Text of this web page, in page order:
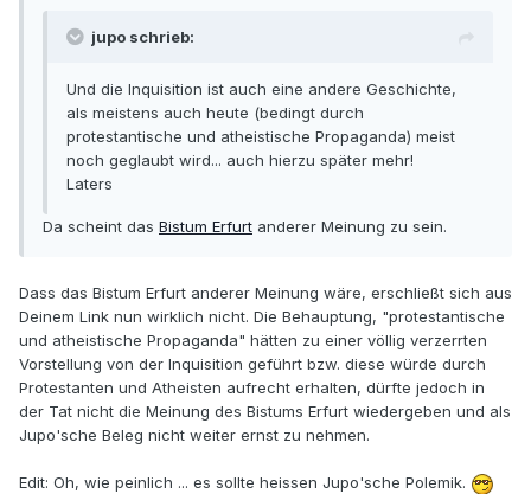
jupo schrieb:
Und die Inquisition ist auch eine andere Geschichte,
als meistens auch heute (bedingt durch
protestantische und atheistische Propaganda) meist
noch geglaubt wird... auch hierzu später mehr!
Laters
Da scheint das Bistum Erfurt anderer Meinung zu sein.
Dass das Bistum Erfurt anderer Meinung wäre, erschließt sich aus
Deinem Link nun wirklich nicht. Die Behauptung, "protestantische
und atheistische Propaganda" hätten zu einer völlig verzerrten
Vorstellung von der Inquisition geführt bzw. diese würde durch
Protestanten und Atheisten aufrecht erhalten, dürfte jedoch in
der Tat nicht die Meinung des Bistums Erfurt wiedergeben und als
Jupo'sche Beleg nicht weiter ernst zu nehmen.
Edit: Oh, wie peinlich ... es sollte heissen Jupo'sche Polemik.